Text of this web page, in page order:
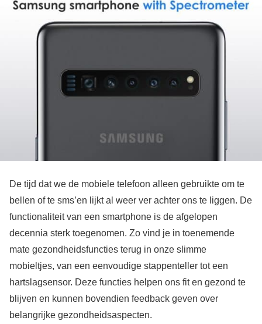
De tijd dat we de mobiele telefoon alleen gebruikte om te
bellen of te sms’en lijkt al weer ver achter ons te liggen. De
functionaliteit van een smartphone is de afgelopen
decennia sterk toegenomen. Zo vind je in toenemende
mate gezondheidsfuncties terug in onze slimme
mobieltjes, van een eenvoudige stappenteller tot een
hartslagsensor. Deze functies helpen ons fit en gezond te
blijven en kunnen bovendien feedback geven over
belangrijke gezondheidsaspecten.